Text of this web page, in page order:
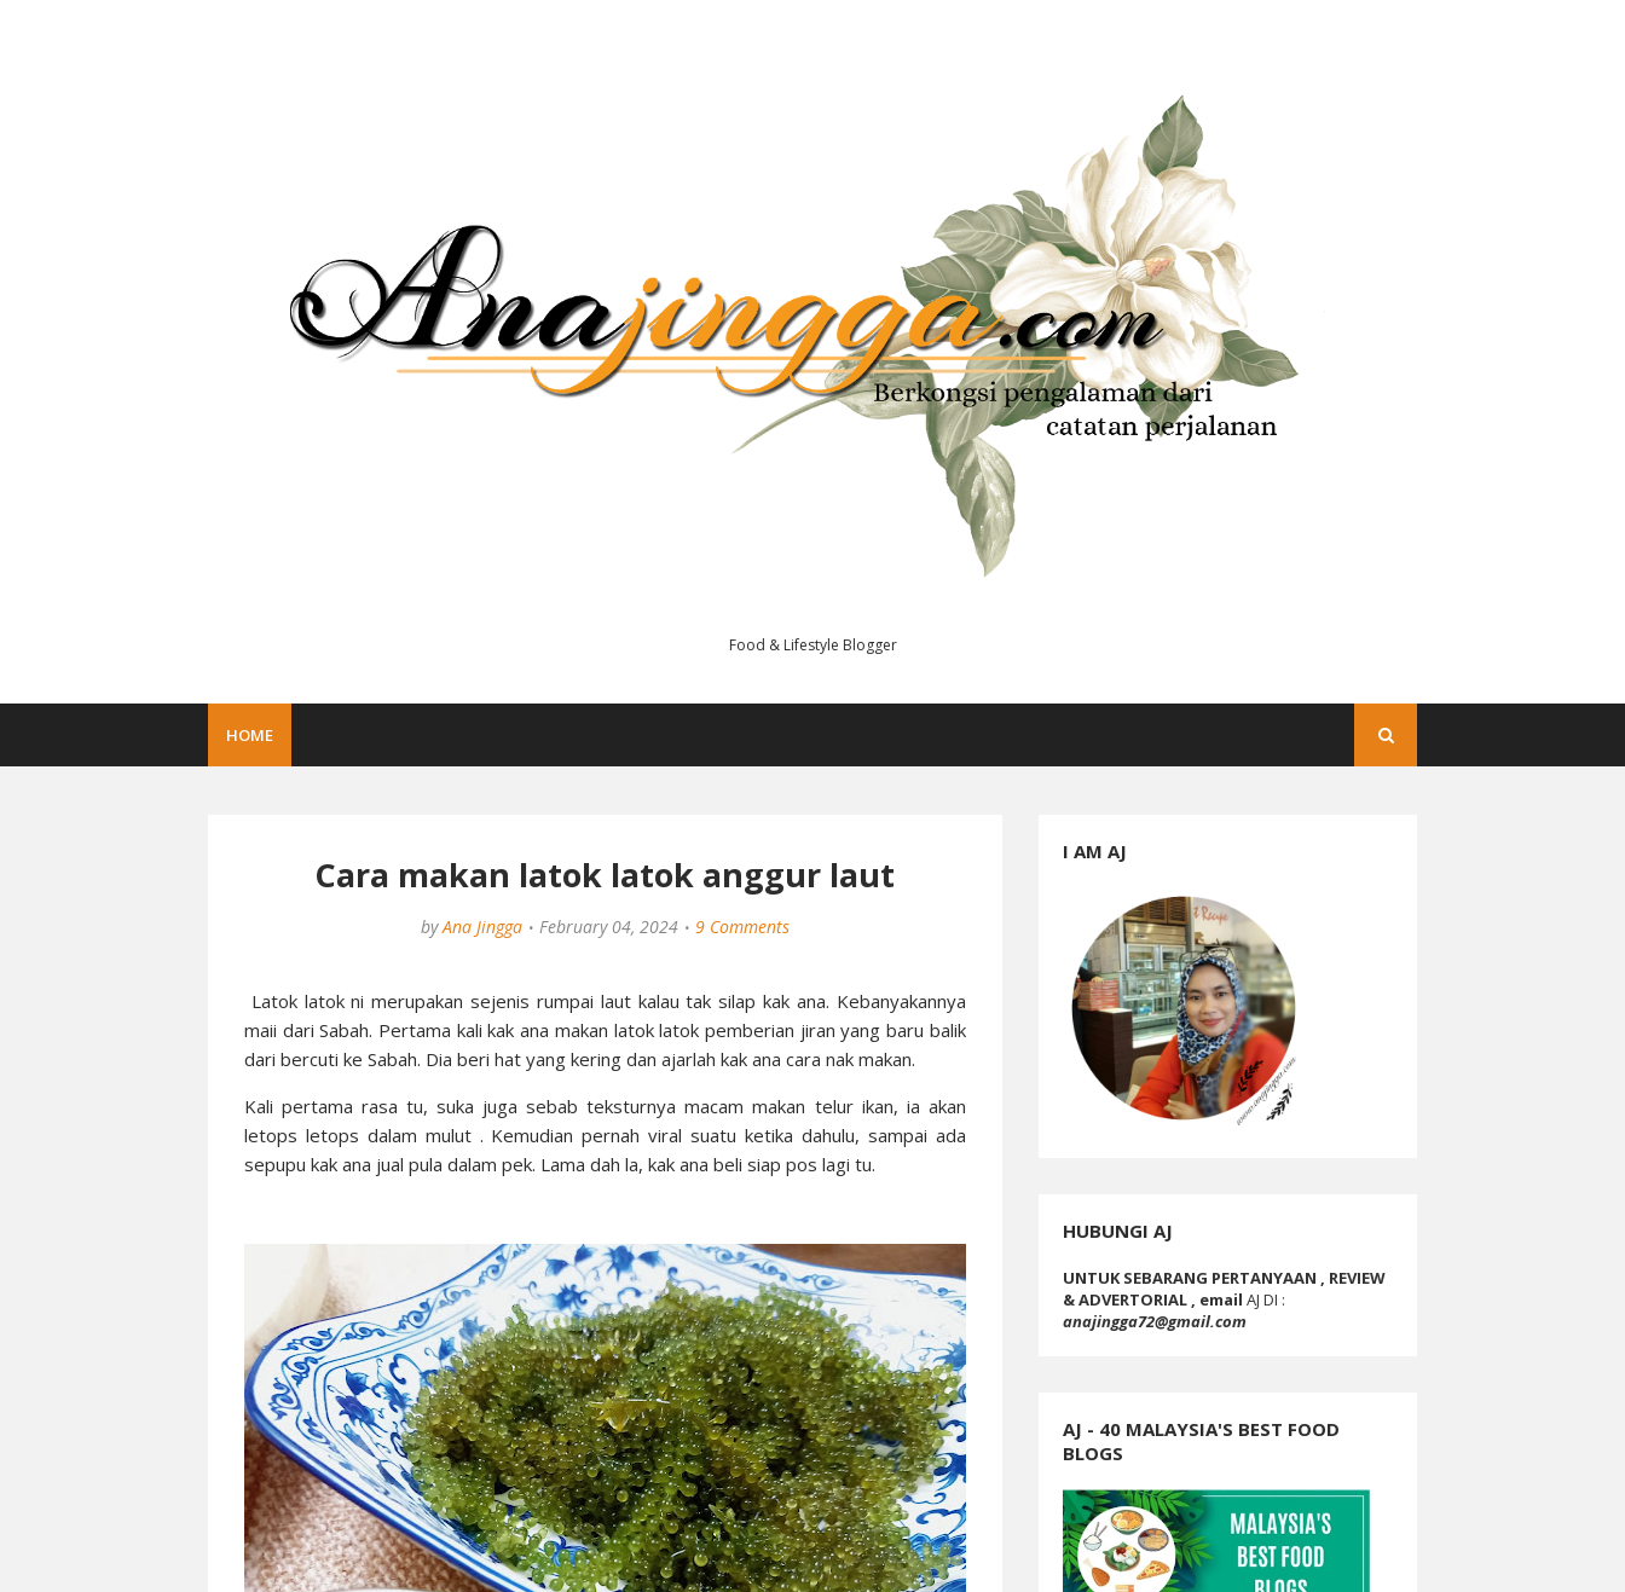
Food & Lifestyle Blogger
HOME
Cara makan latok latok anggur laut
by Ana Jingga February 04, 2024 9 Comments
Latok latok ni merupakan sejenis rumpai laut kalau tak silap kak ana. Kebanyakannya
maii dari Sabah. Pertama kali kak ana makan latok latok pemberian jiran yang baru balik
dari bercuti ke Sabah. Dia beri hat yang kering dan ajarlah kak ana cara nak makan.
Kali pertama rasa tu, suka juga sebab teksturnya macam makan telur ikan, ia akan
letops letops dalam mulut . Kemudian pernah viral suatu ketika dahulu, sampai ada
sepupu kak ana jual pula dalam pek. Lama dah la, kak ana beli siap pos lagi tu.
I AM AJ
HUBUNGI AJ
UNTUK SEBARANG PERTANYAAN , REVIEW
& ADVERTORIAL , email AJ DI :
anajingga72@gmail.com
AJ - 40 MALAYSIA'S BEST FOOD
BLOGS